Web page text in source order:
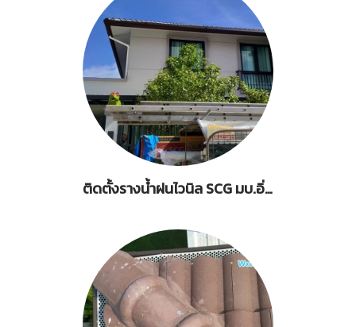
ติดตั้งรางน้ำฝนไวนิล SCG มบ.อิ่มอัมพร-คลองมะเดื่อ